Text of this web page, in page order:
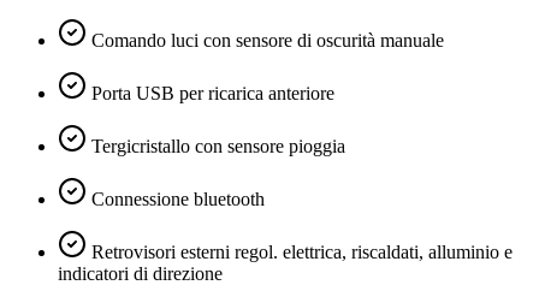
Comando luci con sensore di oscurità manuale
Porta USB per ricarica anteriore
Tergicristallo con sensore pioggia
Connessione bluetooth
Retrovisori esterni regol. elettrica, riscaldati, alluminio e
indicatori di direzione